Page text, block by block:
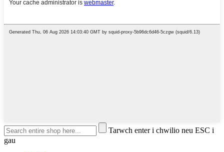
Tarwch enter i chwilio neu ESC i
gau